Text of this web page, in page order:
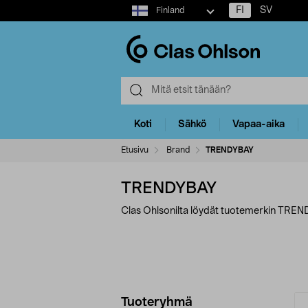
Select
market
Finland FI SV
Koti Sähkö Vapaa-aika
Etusivu Brand TRENDYBAY
TRENDYBAY
Clas Ohlsonilta löydät tuotemerkin
Tarkenna
Tuoteryhmä